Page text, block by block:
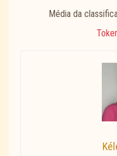
Média da